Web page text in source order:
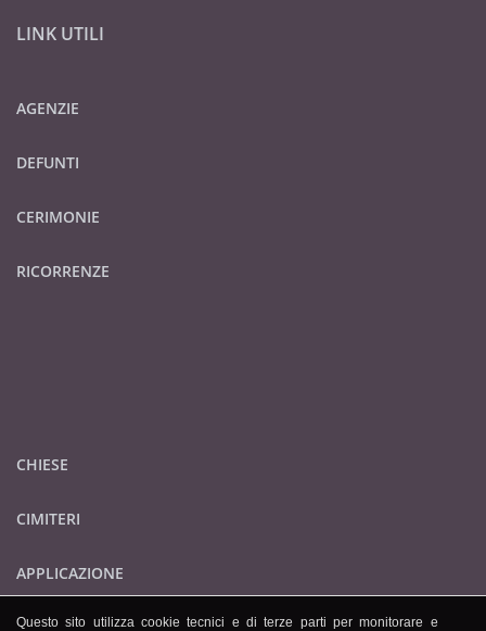
LINK UTILI
AGENZIE
DEFUNTI
CERIMONIE
RICORRENZE
CHIESE
CIMITERI
APPLICAZIONE
Questo sito utilizza cookie tecnici e di terze parti per monitorare e